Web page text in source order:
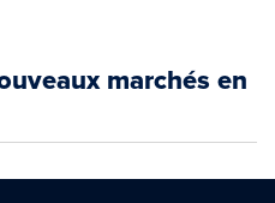
marchés en